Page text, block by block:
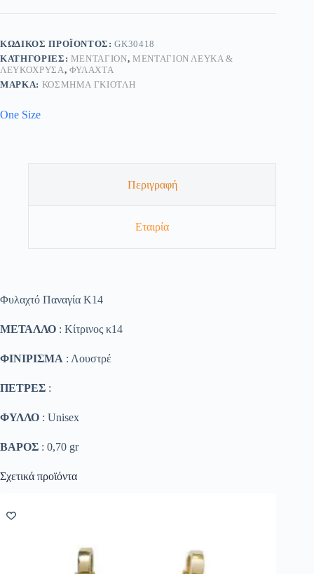
ΚΩΔΙΚΌΣ ΠΡΟΪΌΝΤΟΣ:GK30418
ΚΑΤΗΓΟΡΊΕΣ: ΜΕΝΤΑΓΙΌΝ, ΜΕΝΤΑΓΙΌΝ ΛΕΥΚΆ &
ΛΕΥΚΌΧΡΥΣΑ, ΦΥΛΑΧΤΆ
ΜΆΡΚΑ: ΚΟΣΜΗΜΑ ΓΚΙΟΤΛΗ
One Size
Περιγραφή
Εταιρία
Φυλαχτό Παναγία Κ14
ΜΕΤΑΛΛΟ : Κίτρινος κ14
ΦΙΝΙΡΙΣΜΑ : Λουστρέ
ΠΕΤΡΕΣ :
ΦΥΛΛΟ : Unisex
ΒΑΡΟΣ : 0,70 gr
Σχετικά προϊόντα